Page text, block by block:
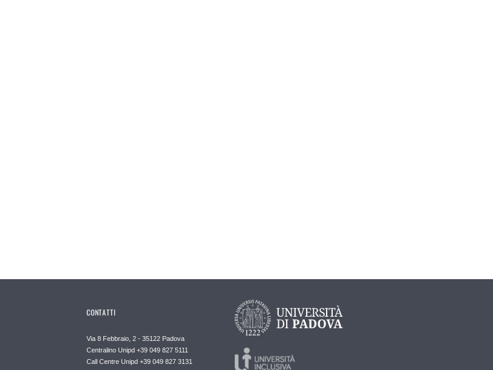
CONTATTI
Via 8 Febbraio, 2 - 35122 Padova
Centralino Unipd +39 049 827 5111
Call Centre Unipd +39 049 827 3131